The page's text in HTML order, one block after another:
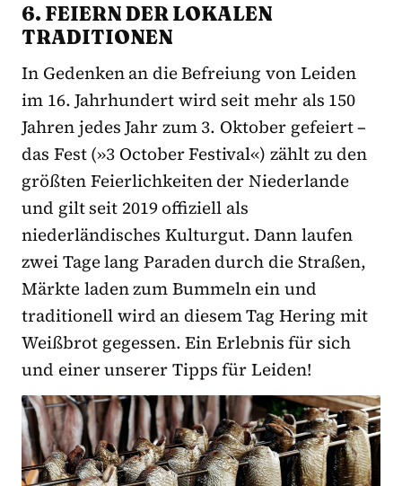
6. FEIERN DER LOKALEN
TRADITIONEN
In Gedenken an die Befreiung von Leiden
im 16. Jahrhundert wird seit mehr als 150
Jahren jedes Jahr zum 3. Oktober gefeiert –
das Fest (»3 October Festival«) zählt zu den
größten Feierlichkeiten der Niederlande
und gilt seit 2019 offiziell als
niederländisches Kulturgut. Dann laufen
zwei Tage lang Paraden durch die Straßen,
Märkte laden zum Bummeln ein und
traditionell wird an diesem Tag Hering mit
Weißbrot gegessen. Ein Erlebnis für sich
und einer unserer Tipps für Leiden!